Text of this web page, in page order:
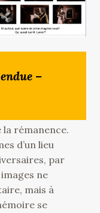
–
rémanence.
d’un lieu
par
ne
mais à
se